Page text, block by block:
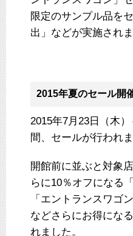
限定のサンプル品を
出」などが実施されま
2015年夏のセール開
2015年7月23日（木
間、セールが行われま
開館前に並ぶと対象
らに10％オフになる
「エントランスワゴ
などさらにお得にな
れました。